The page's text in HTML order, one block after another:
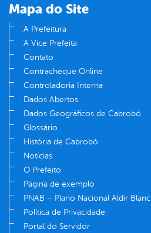
Mapa do Site
A Prefeitura
A Vice Prefeita
Contato
Contracheque Online
Controladoria Interna
Dados Abertos
Dados Geográficos de Cabrobó
Glossário
História de Cabrobó
Notícias
O Prefeito
Página de exemplo
PNAB – Plano Nacional Aldir Blanc
Política de Privacidade
Portal do Servidor